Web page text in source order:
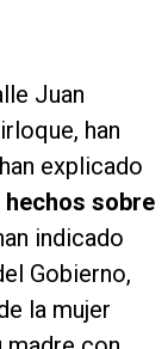
Juan
han
explicado
sobre
indicado
Gobierno,
la mujer